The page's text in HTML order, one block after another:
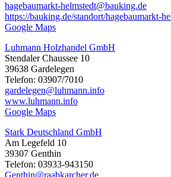
hagebaumarkt-helmstedt@bauking.de
https://bauking.de/standort/hagebaumarkt-
Google Maps
Luhmann Holzhandel GmbH
Stendaler Chaussee 10
39638 Gardelegen
Telefon: 03907/7010
gardelegen@luhmann.info
www.luhmann.info
Google Maps
Stark Deutschland GmbH
Am Legefeld 10
39307 Genthin
Telefon: 03933-943150